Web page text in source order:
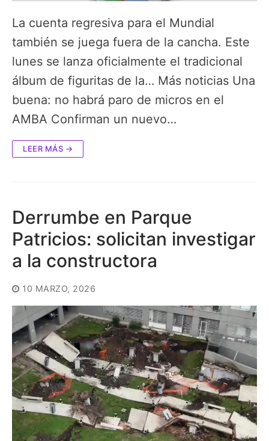
La cuenta regresiva para el Mundial
también se juega fuera de la cancha. Este
lunes se lanza oficialmente el tradicional
álbum de figuritas de la… Más noticias Una
buena: no habrá paro de micros en el
AMBA Confirman un nuevo…
LEER MÁS →
Derrumbe en Parque
Patricios: solicitan investigar
a la constructora
10 MARZO, 2026